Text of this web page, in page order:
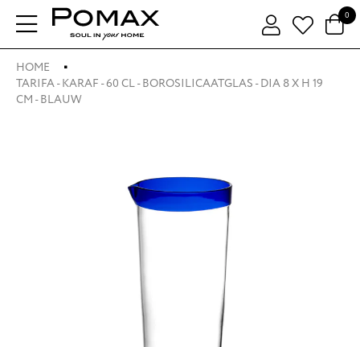
0
HOME
TARIFA - KARAF - 60 CL - BOROSILICAATGLAS - DIA 8 X H 19
CM - BLAUW